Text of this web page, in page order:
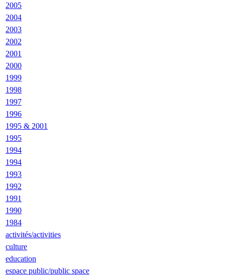
2005
2004
2003
2002
2001
2000
1999
1998
1997
1996
1995 & 2001
1995
1994
1994
1993
1992
1991
1990
1984
activités/activities
culture
education
espace public/public space